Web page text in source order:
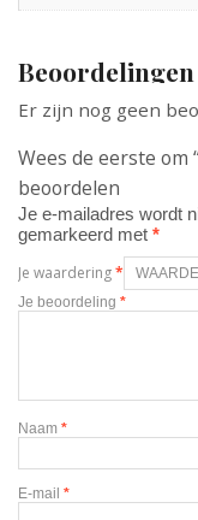
Beoordelingen
Er zijn nog geen
Wees de eerste om
beoordelen
Je e-mailadres wordt
gemarkeerd met *
Je waardering*
Je beoordeling *
Naam *
E-mail *